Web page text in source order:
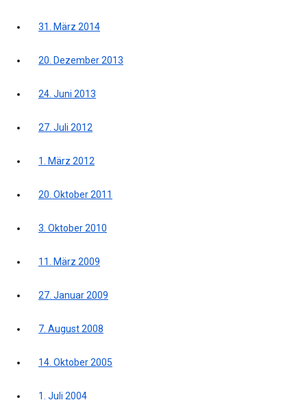
31. März 2014
20. Dezember 2013
24. Juni 2013
27. Juli 2012
1. März 2012
20. Oktober 2011
3. Oktober 2010
11. März 2009
27. Januar 2009
7. August 2008
14. Oktober 2005
1. Juli 2004